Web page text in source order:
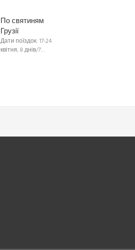
По святиням
Грузії
Дати поїздок: 17-24
квітня, 8 днів/7…